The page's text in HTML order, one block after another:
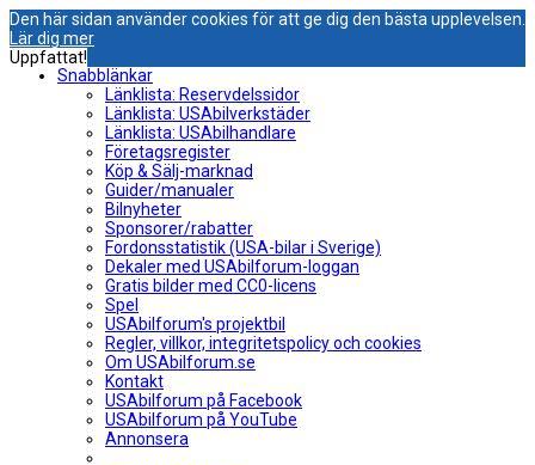
Den här sidan använder cookies för att ge dig den bästa upplevelsen.
Lär dig mer
Uppfattat!
Snabblänkar
Länklista: Reservdelssidor
Länklista: USAbilverkstäder
Länklista: USAbilhandlare
Företagsregister
Köp & Sälj-marknad
Guider/manualer
Bilnyheter
Sponsorer/rabatter
Fordonsstatistik (USA-bilar i Sverige)
Dekaler med USAbilforum-loggan
Gratis bilder med CC0-licens
Spel
USAbilforum's projektbil
Regler, villkor, integritetspolicy och cookies
Om USAbilforum.se
Kontakt
USAbilforum på Facebook
USAbilforum på YouTube
Annonsera